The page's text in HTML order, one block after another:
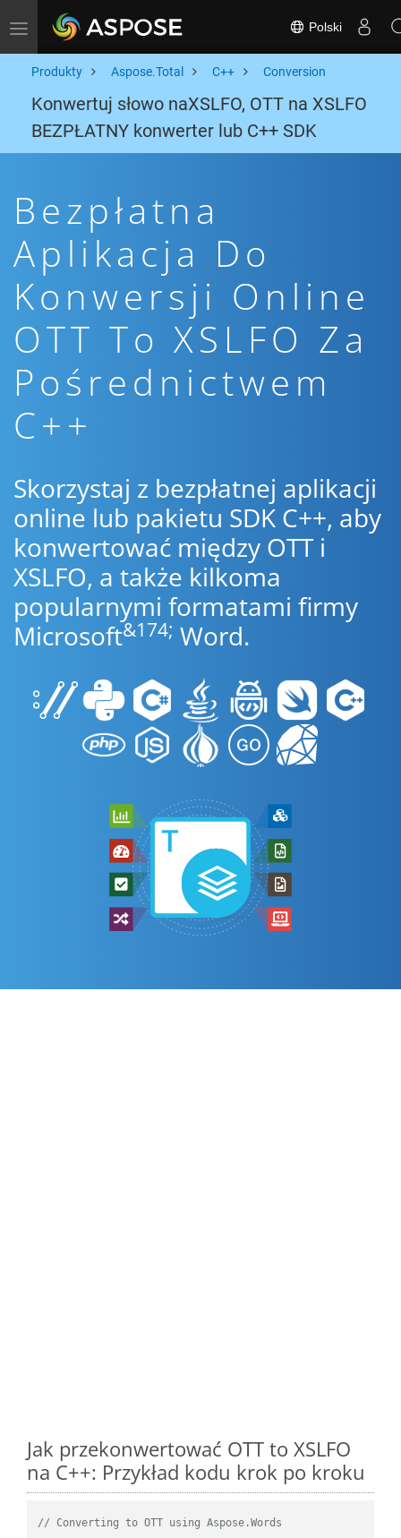
Toggle navigation Polski
Produkty Aspose.Total C++ Conversion
Konwertuj słowo naXSLFO, OTT na XSLFO
BEZPŁATNY konwerter lub C++ SDK
Bezpłatna
Aplikacja Do
Konwersji Online
OTT To XSLFO Za
Pośrednictwem
C++
Skorzystaj z bezpłatnej aplikacji
online lub pakietu SDK C++, aby
konwertować między OTT i
XSLFO, a także kilkoma
popularnymi formatami firmy
Microsoft&174; Word.
Jak przekonwertować OTT to XSLFO
na C++: Przykład kodu krok po kroku
// Converting to OTT using Aspose.Words